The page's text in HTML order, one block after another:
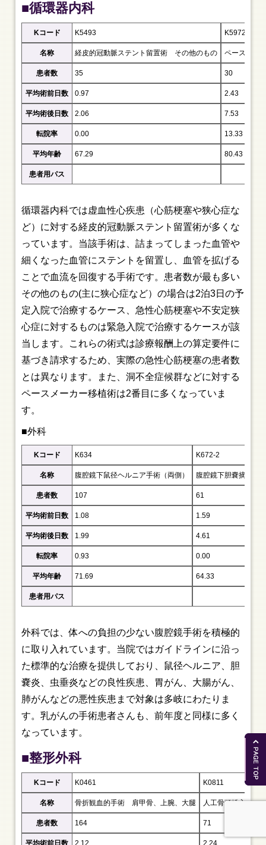
■循環器内科
Kコード
名称
患者数
平均術前日数
平均術後日数
転院率
平均年齢
患者用パス
K5493
経皮的冠動脈ステント留置術 その他のもの
35
0.97
2.06
0.00
67.29
K5972
ペースメー
30
2.43
7.53
13.33
80.43
循環器内科では虚血性心疾患（心筋梗塞や狭心症な
ど）に対する経皮的冠動脈ステント留置術が多くな
っています。当該手術は、詰まってしまった血管や
細くなった血管にステントを留置し、血管を拡げる
ことで血流を回復する手術です。患者数が最も多い
その他のもの(主に狭心症など）の場合は2泊3日の予
定入院で治療するケース、急性心筋梗塞や不安定狭
心症に対するものは緊急入院で治療するケースが該
当します。これらの術式は診療報酬上の算定要件に
基づき請求するため、実際の急性心筋梗塞の患者数
とは異なります。また、洞不全症候群などに対する
ペースメーカー移植術は2番目に多くなっていま
す。
■外科
Kコード
名称
患者数
平均術前日数
平均術後日数
転院率
平均年齢
患者用パス
K634
腹腔鏡下鼠径ヘルニア手術（両側）
107
1.08
1.99
0.93
71.69
K672-2
腹腔鏡下胆嚢摘出術
61
1.59
4.61
0.00
64.33
外科では、体への負担の少ない腹腔鏡手術を積極的
に取り入れています。当院ではガイドラインに沿っ
た標準的な治療を提供しており、鼠径ヘルニア、胆
嚢炎、虫垂炎などの良性疾患、胃がん、大腸がん、
肺がんなどの悪性疾患まで対象は多岐にわたりま
す。乳がんの手術患者さんも、前年度と同様に多く
なっています。
■整形外科
Kコード
名称
患者数
平均術前日数
K0461
骨折観血的手術 肩甲骨、上腕、大腿
164
2.12
K0811
人工骨頭挿入術
71
2.24